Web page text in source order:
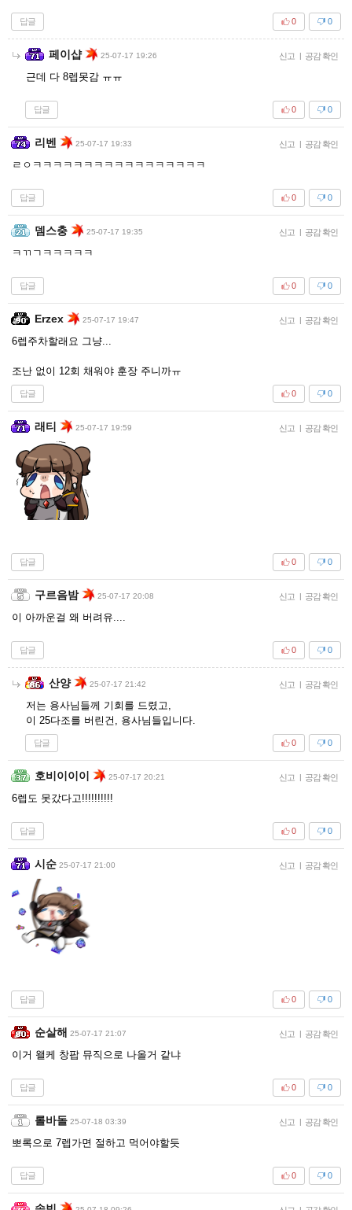
답글 0
0
페이샵 25-07-17 19:26 신고 | 공감 확인
근데 다 8렙못감 ㅠㅠ
답글 0
0
리벤 25-07-17 19:33 신고 | 공감 확인
ㄹㅇㅋㅋㅋㅋㅋㅋㅋㅋㅋㅋㅋㅋㅋㅋㅋㅋㅋ
답글 0
0
뎀스충 25-07-17 19:35 신고 | 공감 확인
ㅋㄲㄱㅋㅋㅋㅋㅋ
답글 0
0
Erzex 25-07-17 19:47 신고 | 공감 확인
6렙주차할래요 그냥...
조난 없이 12회 채워야 훈장 주니까ㅠ
답글 0
0
래티 25-07-17 19:59 신고 | 공감 확인
답글 0
0
구르음밤 25-07-17 20:08 신고 | 공감 확인
이 아까운걸 왜 버려유....
답글 0
0
산양 25-07-17 21:42 신고 | 공감 확인
저는 용사님들께 기회를 드렸고,
이 25다조를 버린건, 용사님들입니다.
답글 0
0
호비이이이 25-07-17 20:21 신고 | 공감 확인
6렙도 못갔다고!!!!!!!!!!
답글 0
0
시순 25-07-17 21:00 신고 | 공감 확인
답글 0
0
순살해 25-07-17 21:07 신고 | 공감 확인
이거 왤케 창팝 뮤직으로 나올거 같냐
답글 0
0
롤바돌 25-07-18 03:39 신고 | 공감 확인
뽀록으로 7렙가면 절하고 먹어야할듯
답글 0
0